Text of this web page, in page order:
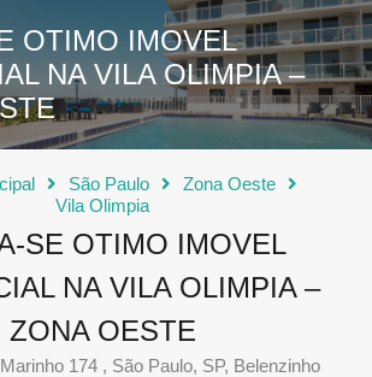
OTIMO IMOVEL
NA VILA OLIMPIA –
São Paulo
Zona Oeste
Vila Olimpia
SE OTIMO IMOVEL
NA VILA OLIMPIA –
ZONA OESTE
174 , São Paulo, SP, Belenzinho